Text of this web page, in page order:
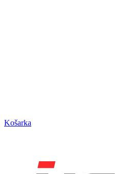
Košarka